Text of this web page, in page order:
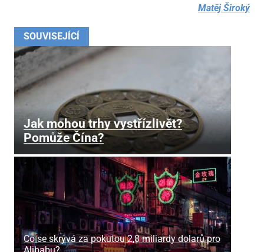
SOUVISEJÍCÍ
Jak mohou trhy vystřízlivět?
Pomůže Čína?
Co se skrývá za pokutou 2,8 miliardy dolarů pro
Alibabu?
Matěj Široký